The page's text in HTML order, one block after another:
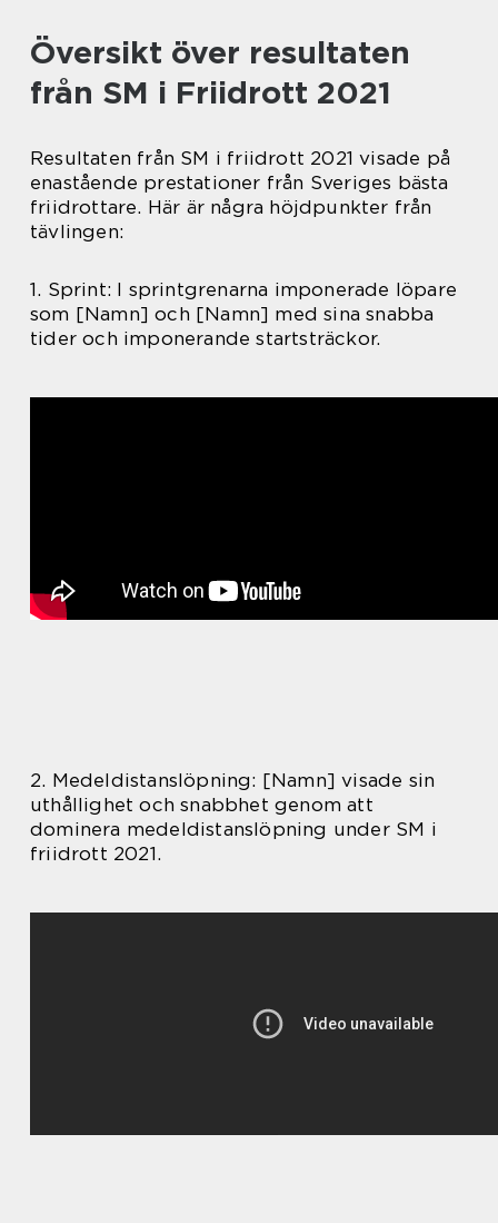
Översikt över resultaten
från SM i Friidrott 2021
Resultaten från SM i friidrott 2021 visade på
enastående prestationer från Sveriges bästa
friidrottare. Här är några höjdpunkter från
tävlingen:
1. Sprint: I sprintgrenarna imponerade löpare
som [Namn] och [Namn] med sina snabba
tider och imponerande startsträckor.
2. Medeldistanslöpning: [Namn] visade sin
uthållighet och snabbhet genom att
dominera medeldistanslöpning under SM i
friidrott 2021.